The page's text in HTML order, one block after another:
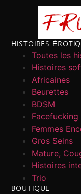
HISTOIRES
Toutes les
Histoires
Africaines
Beurettes
BDSM
Facefucking
Femmes
Gros Seins
Mature,
Histoires
Trio
BOUTIQUE